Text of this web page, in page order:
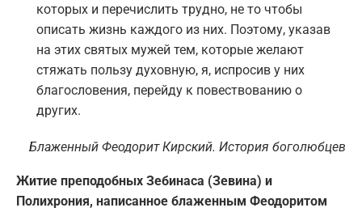
которых и перечислить трудно, не то чтобы
описать жизнь каждого из них. Поэтому, указав
на этих святых мужей тем, которые желают
стяжать пользу духовную, я, испросив у них
благословения, перейду к повествованию о
других.
Блаженный Феодорит Кирский. История боголюбцев
Житие преподобных Зебинаса (Зевина) и
Полихрония, написанное блаженным Феодоритом